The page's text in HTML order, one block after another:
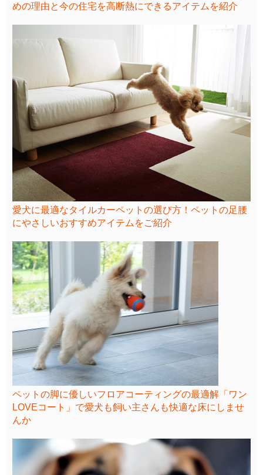
めの理由と今の住宅を高断熱にできるアイテムを紹介
愛犬に最適なタイルカーペットの選び方！ペットの足腰
にやさしいおすすめアイテムをご紹介
ペットの脚に優しいフロアコーティングの最適解「ワン
LOVEコート」で愛犬も飼い主さんも快適な床にしませ
んか